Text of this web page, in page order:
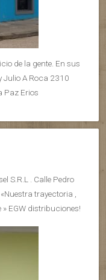
de la gente. En sus
Julio A Roca 2310
Paz Erios
S.R.L . Calle Pedro
trayectoria ,
EGW distribuciones!